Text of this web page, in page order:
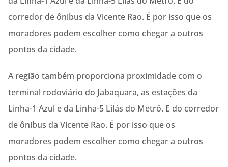
corredor de ônibus da Vicente Rao. É por isso que os
moradores podem escolher como chegar a outros
pontos da cidade.
A região também proporciona proximidade com o
terminal rodoviário do Jabaquara, as estações da
Linha-1 Azul e da Linha-5 Lilás do Metrô. E do corredor
de ônibus da Vicente Rao. É por isso que os
moradores podem escolher como chegar a outros
pontos da cidade.